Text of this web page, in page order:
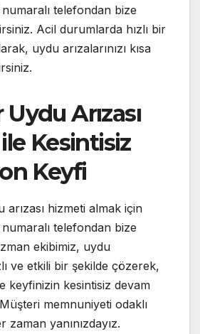
telefondan bize
Acil durumlarda hızlı bir
uydu arızalarınızı kısa
Arızası
Kesintisiz
Keyfi
arızası hizmeti almak için
telefondan bize
ekibimiz, uydu
ve etkili bir şekilde çözerek,
keyfinizin kesintisiz devam
memnuniyeti odaklı
zaman yanınızdayız.